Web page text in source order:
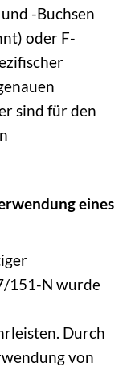
-Buchsen
oder F-
sind für den
eines
151-N wurde
Durch
von